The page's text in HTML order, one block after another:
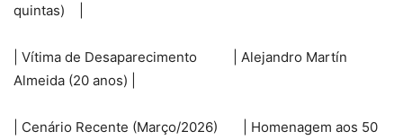
quintas) |
| Vítima de Desaparecimento | Alejandro Martín
Almeida (20 anos) |
| Cenário Recente (Março/2026) | Homenagem aos 50